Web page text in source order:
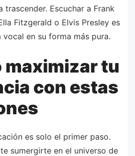
trascender. Escuchar a Frank
Fitzgerald o Elvis Presley es
vocal en su forma más pura.
maximizar tu
con estas
es solo el primer paso.
sumergirte en el universo de